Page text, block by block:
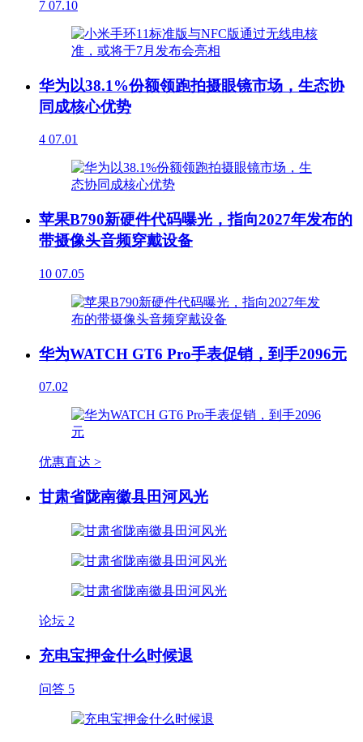
7 07.10
华为以38.1%份额领跑拍摄眼镜市场，生态协
同成核心优势
4 07.01
苹果B790新硬件代码曝光，指向2027年发布的
带摄像头音频穿戴设备
10 07.05
华为WATCH GT6 Pro手表促销，到手2096元
07.02
优惠直达 >
甘肃省陇南徽县田河风光
论坛 2
充电宝押金什么时候退
问答 5